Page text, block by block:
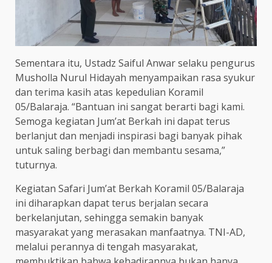
Sementara itu, Ustadz Saiful Anwar selaku pengurus
Musholla Nurul Hidayah menyampaikan rasa syukur
dan terima kasih atas kepedulian Koramil
05/Balaraja. “Bantuan ini sangat berarti bagi kami.
Semoga kegiatan Jum’at Berkah ini dapat terus
berlanjut dan menjadi inspirasi bagi banyak pihak
untuk saling berbagi dan membantu sesama,”
tuturnya.
Kegiatan Safari Jum’at Berkah Koramil 05/Balaraja
ini diharapkan dapat terus berjalan secara
berkelanjutan, sehingga semakin banyak
masyarakat yang merasakan manfaatnya. TNI-AD,
melalui perannya di tengah masyarakat,